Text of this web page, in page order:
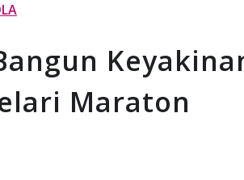
Maraton